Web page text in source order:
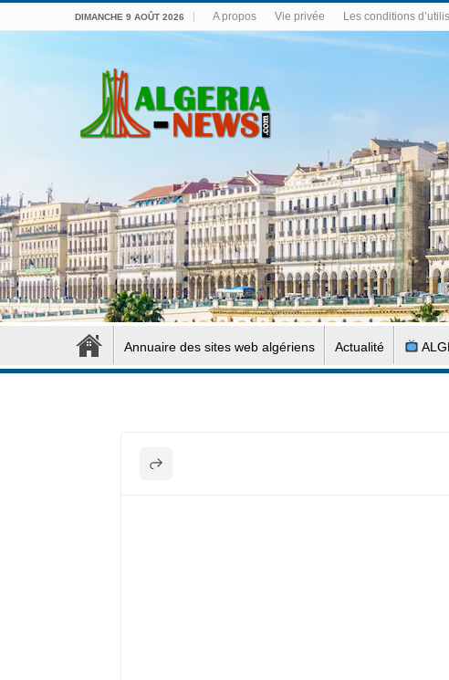
DIMANCHE 9 AOÛT 2026 A propos Vie privée Les conditions
Annuaire des sites web algériens Actualité